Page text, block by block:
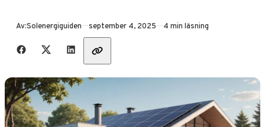
Av:Solenergiguiden Publicerad
september 4, 2025 4 min läsning
Dela med vänner